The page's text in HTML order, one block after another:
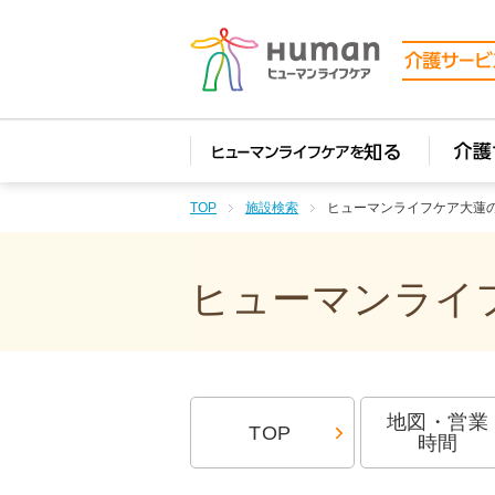
TOP 施設検索 ヒューマンライフケア大蓮
ヒューマンライ
TOP
地図・営業
時間